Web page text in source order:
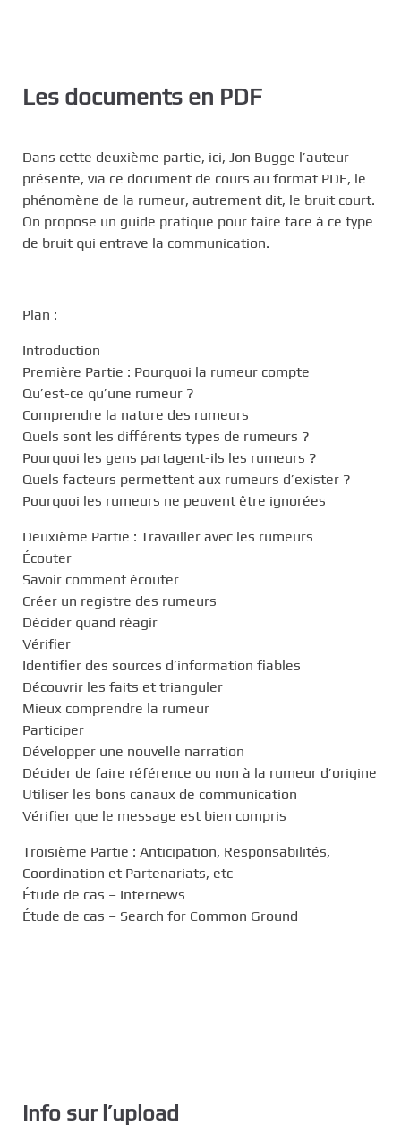
Les documents en PDF
Dans cette deuxième partie, ici, Jon Bugge l’auteur
présente, via ce document de cours au format PDF, le
phénomène de la rumeur, autrement dit, le bruit court.
On propose un guide pratique pour faire face à ce type
de bruit qui entrave la communication.
Plan :
Introduction
Première Partie : Pourquoi la rumeur compte
Qu’est-ce qu’une rumeur ?
Comprendre la nature des rumeurs
Quels sont les différents types de rumeurs ?
Pourquoi les gens partagent-ils les rumeurs ?
Quels facteurs permettent aux rumeurs d’exister ?
Pourquoi les rumeurs ne peuvent être ignorées
Deuxième Partie : Travailler avec les rumeurs
Écouter
Savoir comment écouter
Créer un registre des rumeurs
Décider quand réagir
Vérifier
Identifier des sources d’information fiables
Découvrir les faits et trianguler
Mieux comprendre la rumeur
Participer
Développer une nouvelle narration
Décider de faire référence ou non à la rumeur d’origine
Utiliser les bons canaux de communication
Vérifier que le message est bien compris
Troisième Partie : Anticipation, Responsabilités,
Coordination et Partenariats, etc
Étude de cas – Internews
Étude de cas – Search for Common Ground
Info sur l’upload